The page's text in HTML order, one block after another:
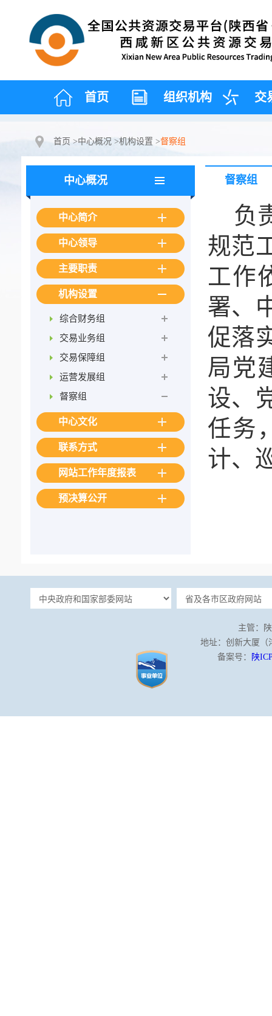
首页 组织机构 交
首页 >中心概况 >机构设置 >督察组
中心概况
中心简介
中心领导
主要职责
机构设置
综合财务组
交易业务组
交易保障组
运营发展组
督察组
中心文化
联系方式
网站工作年度报表
预决算公开
督察组
负
规范
工作
署、
促落
局党
设、
任务
计、
主管：
地址：创新大厦（
备案号：
陕